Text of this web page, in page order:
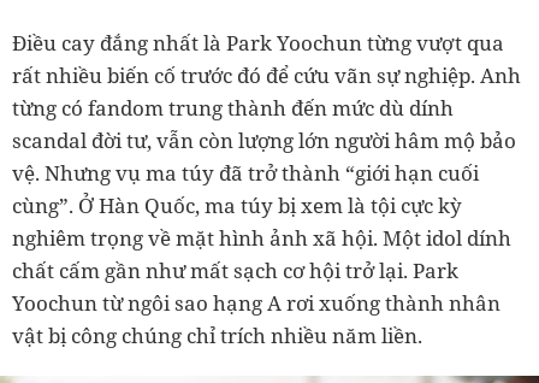
Điều cay đắng nhất là Park Yoochun từng vượt qua
rất nhiều biến cố trước đó để cứu vãn sự nghiệp. Anh
từng có fandom trung thành đến mức dù dính
scandal đời tư, vẫn còn lượng lớn người hâm mộ bảo
vệ. Nhưng vụ ma túy đã trở thành “giới hạn cuối
cùng”. Ở Hàn Quốc, ma túy bị xem là tội cực kỳ
nghiêm trọng về mặt hình ảnh xã hội. Một idol dính
chất cấm gần như mất sạch cơ hội trở lại. Park
Yoochun từ ngôi sao hạng A rơi xuống thành nhân
vật bị công chúng chỉ trích nhiều năm liền.